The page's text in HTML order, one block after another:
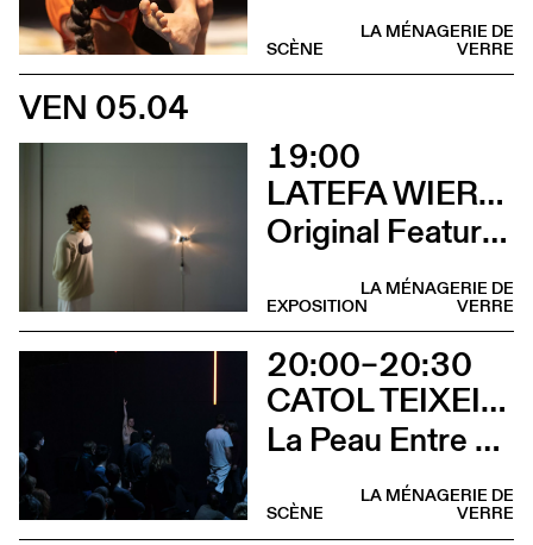
LA MÉNAGERIE DE
VERRE
SCÈNE
VEN 05.04
19:00
LATEFA WIERSCH
Original Features
LA MÉNAGERIE DE
VERRE
EXPOSITION
20:00–20:30
CATOL TEIXEIRA
La Peau Entre Les Doigts
LA MÉNAGERIE DE
VERRE
SCÈNE